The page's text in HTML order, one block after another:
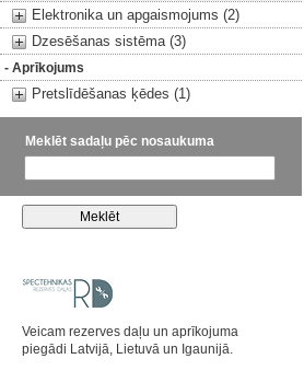
Elektronika un apgaismojums (2)
Dzesēšanas sistēma (3)
- Aprīkojums
Pretslīdēšanas ķēdes (1)
Meklēt sadaļu pēc nosaukuma
Veicam rezerves daļu un aprīkojuma
piegādi Latvijā, Lietuvā un Igaunijā.